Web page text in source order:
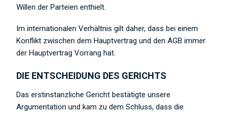
Willen der Parteien enthielt.
Im internationalen Verhältnis gilt daher, dass bei einem
Konflikt zwischen dem Hauptvertrag und den AGB immer
der Hauptvertrag Vorrang hat.
DIE ENTSCHEIDUNG DES GERICHTS
Das erstinstanzliche Gericht bestätigte unsere
Argumentation und kam zu dem Schluss, dass die